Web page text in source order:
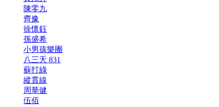
陳零九
齊豫
徐懷鈺
孫盛希
小男孩樂團
八三夭 831
蘇打綠
縱貫線
周華健
伍佰